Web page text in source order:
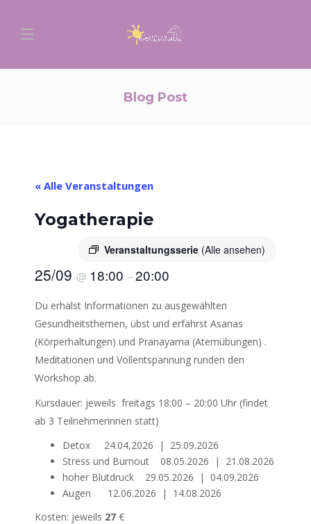
Blog Post
« Alle Veranstaltungen
Yogatherapie
Veranstaltungsserie (Alle ansehen)
25/09 @ 18:00 –20:00
Du erhälst Informationen zu ausgewählten
Gesundheitsthemen, übst und erfährst Asanas
(Körperhaltungen) und Pranayama (Atemübungen) .
Meditationen und Vollentspannung runden den
Workshop ab.
Kursdauer: jeweils freitags 18:00 – 20:00 Uhr (findet
ab 3 Teilnehmerinnen statt)
Detox 24.04,2026 | 25.09.2026
Stress und Burnout 08.05.2026 | 21.08.2026
hoher Blutdruck 29.05.2026 | 04.09.2026
Augen 12.06.2026 | 14.08.2026
Kosten: jeweils 27 €